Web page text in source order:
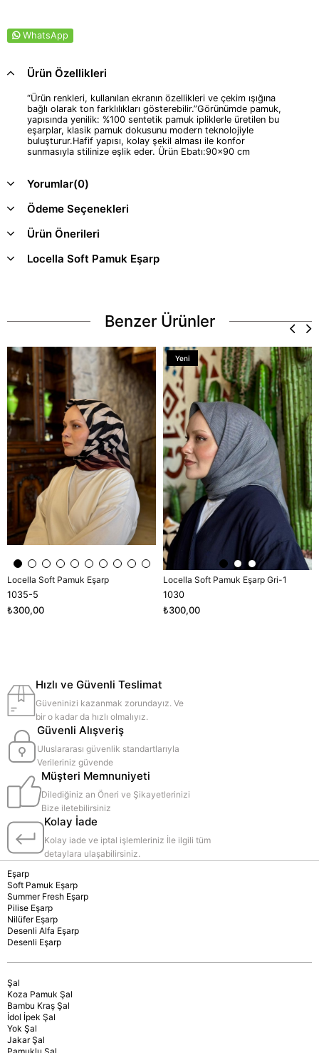
WhatsApp
Ürün Özellikleri
“Ürün renkleri, kullanılan ekranın özellikleri ve çekim ışığına
bağlı olarak ton farklılıkları gösterebilir.”Görünümde pamuk,
yapısında yenilik: %100 sentetik pamuk ipliklerle üretilen bu
eşarplar, klasik pamuk dokusunu modern teknolojiyle
buluşturur.Hafif yapısı, kolay şekil alması ile konfor
sunmasıyla stilinize eşlik eder. Ürün Ebatı:90x90 cm
Yorumlar(0)
Ödeme Seçenekleri
Ürün Önerileri
Locella Soft Pamuk Eşarp
Benzer Ürünler
Locella Soft Pamuk Eşarp
1035-5
₺300,00
Locella Soft Pamuk Eşarp Gri-1
1030
₺300,00
Yeni
Ürün
Hızlı ve Güvenli Teslimat
Güveninizi kazanmak zorundayız. Ve
bir o kadar da hızlı olmalıyız.
Güvenli Alışveriş
Uluslararası güvenlik standartlarıyla
Verileriniz güvende
Müşteri Memnuniyeti
Dilediğiniz an Öneri ve Şikayetlerinizi
Bize iletebilirsiniz
Kolay İade
Kolay iade ve iptal işlemleriniz İle ilgili tüm
detaylara ulaşabilirsiniz.
Eşarp
Soft Pamuk Eşarp
Summer Fresh Eşarp
Pilise Eşarp
Nilüfer Eşarp
Desenli Alfa Eşarp
Desenli Eşarp
Şal
Koza Pamuk Şal
Bambu Kraş Şal
İdol İpek Şal
Yok Şal
Jakar Şal